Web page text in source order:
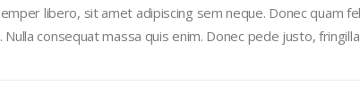
libero, sit amet adipiscing sem neque. Donec quam
consequat massa quis enim. Donec pede justo,